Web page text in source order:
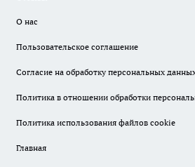
О нас
Пользовательское соглашение
Согласие на обработку персональных
Политика в отношении обработки
Политика использования файлов cookie
Главная